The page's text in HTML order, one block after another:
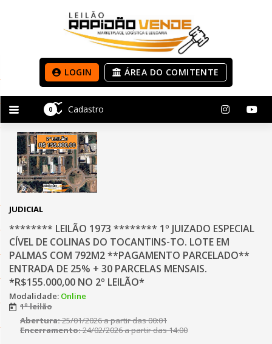
0 Cadastro
LOGIN ÁREA DO COMITENTE
JUDICIAL
******** LEILÃO 1973 ******** 1º JUIZADO ESPECIAL
CÍVEL DE COLINAS DO TOCANTINS-TO. LOTE EM
PALMAS COM 792M2 **PAGAMENTO PARCELADO**
ENTRADA DE 25% + 30 PARCELAS MENSAIS.
*R$155.000,00 NO 2º LEILÃO*
Modalidade: Online
1º leilão
Abertura:25/01/2026 a partir das 00:01
Encerramento:24/02/2026 a partir das 14:00